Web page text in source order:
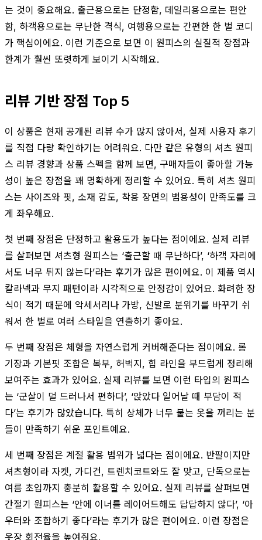
는 것이 중요해요. 출근용으로는 단정함, 데일리용으로는 편안
함, 하객용으로는 무난한 격식, 여행용으로는 간편한 한 벌 코디
가 핵심이에요. 이런 기준으로 보면 이 원피스의 실질적 장점과
한계가 훨씬 또렷하게 보이기 시작해요.
리뷰 기반 장점 Top 5
이 상품은 현재 공개된 리뷰 수가 많지 않아서, 실제 사용자 후기
를 직접 다량 확인하기는 어려워요. 다만 같은 유형의 셔츠 원피
스 리뷰 경향과 상품 스펙을 함께 보면, 구매자들이 좋아할 가능
성이 높은 장점을 꽤 명확하게 정리할 수 있어요. 특히 셔츠 원피
스는 사이즈와 핏, 소재 감도, 착용 장면의 범용성이 만족도를 크
게 좌우해요.
첫 번째 장점은 단정하고 활용도가 높다는 점이에요. 실제 리뷰
를 살펴보면 셔츠형 원피스는 ‘출근할 때 무난하다’, ‘하객 자리에
서도 너무 튀지 않는다’라는 후기가 많은 편이에요. 이 제품 역시
칼라넥과 무지 패턴이라 시각적으로 안정감이 있어요. 화려한 장
식이 적기 때문에 악세서리나 가방, 신발로 분위기를 바꾸기 쉬
워서 한 벌로 여러 스타일을 연출하기 좋아요.
두 번째 장점은 체형을 자연스럽게 커버해준다는 점이에요. 롱
기장과 기본핏 조합은 복부, 허벅지, 힙 라인을 부드럽게 정리해
보여주는 효과가 있어요. 실제 리뷰를 보면 이런 타입의 원피스
는 ‘군살이 덜 드러나서 편하다’, ‘앉았다 일어날 때 부담이 적
다’는 후기가 많았습니다. 특히 상체가 너무 붙는 옷을 꺼리는 분
들이 만족하기 쉬운 포인트예요.
세 번째 장점은 계절 활용 범위가 넓다는 점이에요. 반팔이지만
셔츠형이라 자켓, 가디건, 트렌치코트와도 잘 맞고, 단독으로는
여름 초입까지 충분히 활용할 수 있어요. 실제 리뷰를 살펴보면
간절기 원피스는 ‘안에 이너를 레이어드해도 답답하지 않다’, ‘아
우터와 조합하기 좋다’라는 후기가 많은 편이에요. 이런 장점은
옷장 회전율을 높여줘요.